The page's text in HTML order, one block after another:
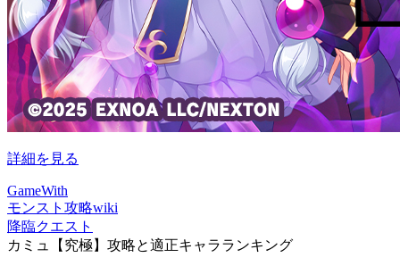
詳細を見る
GameWith
モンスト攻略wiki
降臨クエスト
カミュ【究極】攻略と適正キャラランキング